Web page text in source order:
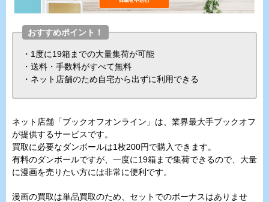
おすすめポイント！
・1度に19箱までの大量集荷が可能
・送料・手数料がすべて無料
・ネット店舗のため自宅から出ずに利用できる
ネット店舗「ブックオフオンライン」は、業界最大手ブックオフ
が提供するサービスです。
買取に必要なダンボールは1枚200円で購入できます。
有料のダンボールですが、一度に19箱まで集荷できるので、大量
に漫画を売りたい方には非常に便利です。
漫画の買取は単品買取のため、セットでのボーナスはありませ